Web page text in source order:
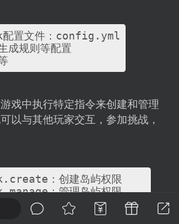
的任何想法！...
永久赞助者
包分享
以及 你期望的功能等
邮箱与作者进行反馈
置文件：config.yml
成规则等配置
- 数据库配置等
戏中执行特定指令来创建和管理
以与其他玩家交互，参加挑战，
：创建岛屿权限
：管理岛屿权限